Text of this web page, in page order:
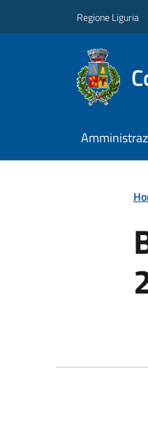
Regione Liguria